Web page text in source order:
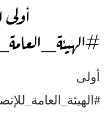
أولى